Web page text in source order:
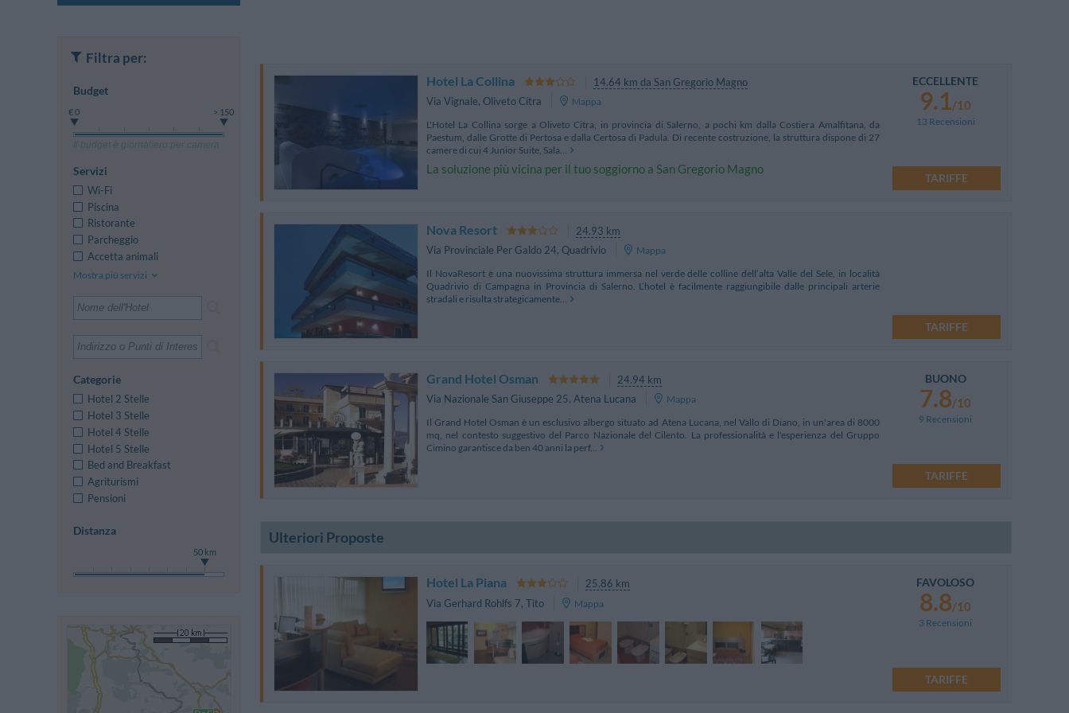
Hotel La Collina
14.64 km da San Gregorio Magno
Via Vignale, Oliveto Citra
Mappa
L'Hotel La Collina sorge a Oliveto Citra, in provincia di Salerno, a pochi km dalla Costiera Amalfitana, da
Paestum, dalle Grotte di Pertosa e dalla Certosa di Padula. Di recente costruzione, la struttura dispone di 27
camere di cui 4 Junior Suite, Sala...
La soluzione più vicina per il tuo soggiorno a San Gregorio Magno
ECCELLENTE
9.1/10
13 Recensioni
TARIFFE
Nova Resort
24.93 km
Via Provinciale Per Galdo 24, Quadrivio
Mappa
Il NovaResort è una nuovissima struttura immersa nel verde delle colline dell’alta Valle del Sele, in località
Quadrivio di Campagna in Provincia di Salerno. L’hotel è facilmente raggiungibile dalle principali arterie
stradali e risulta strategicamente...
TARIFFE
Grand Hotel Osman
24.94 km
Via Nazionale San Giuseppe 25, Atena Lucana
Mappa
Il Grand Hotel Osman è un esclusivo albergo situato ad Atena Lucana, nel Vallo di Diano, in un'area di 8000
mq, nel contesto suggestivo del Parco Nazionale del Cilento. La professionalità e l'esperienza del Gruppo
Cimino garantisce da ben 40 anni la perf...
BUONO
7.8/10
9 Recensioni
TARIFFE
Ulteriori Proposte
Hotel La Piana
25.86 km
Via Gerhard Rohlfs 7, Tito Mappa
FAVOLOSO
8.8/10
3 Recensioni
TARIFFE
Filtra per:
Budget
€ 0 > 150
Il budget è giornaliero per camera
Servizi
Wi-Fi
Piscina
Ristorante
Parcheggio
Accetta animali
Mostra più servizi
Categorie
Hotel 2 Stelle
Hotel 3 Stelle
Hotel 4 Stelle
Hotel 5 Stelle
Bed and Breakfast
Agriturismi
Pensioni
Distanza
50 km